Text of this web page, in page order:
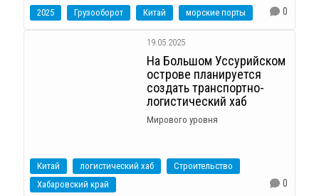
2025 Грузооборот Китай морские порты 0
19.05.2025
На Большом Уссурийском
острове планируется
создать транспортно-
логистический хаб
Мирового уровня
Китай логистический хаб
Строительство
Хабаровский край
0